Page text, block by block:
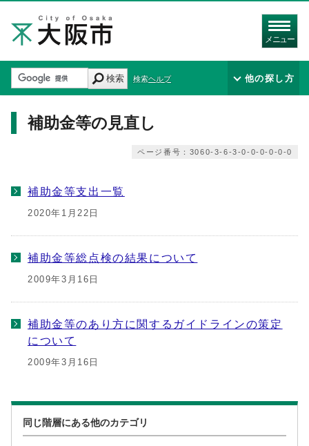
メニュー
検索 検索ヘルプ 他の探し方
補助金等の見直し
ページ番号：3060-3-6-3-0-0-0-0-0-0
補助金等支出一覧
2020年1月22日
補助金等総点検の結果について
2009年3月16日
補助金等のあり方に関するガイドラインの策定
について
2009年3月16日
同じ階層にある他のカテゴリ